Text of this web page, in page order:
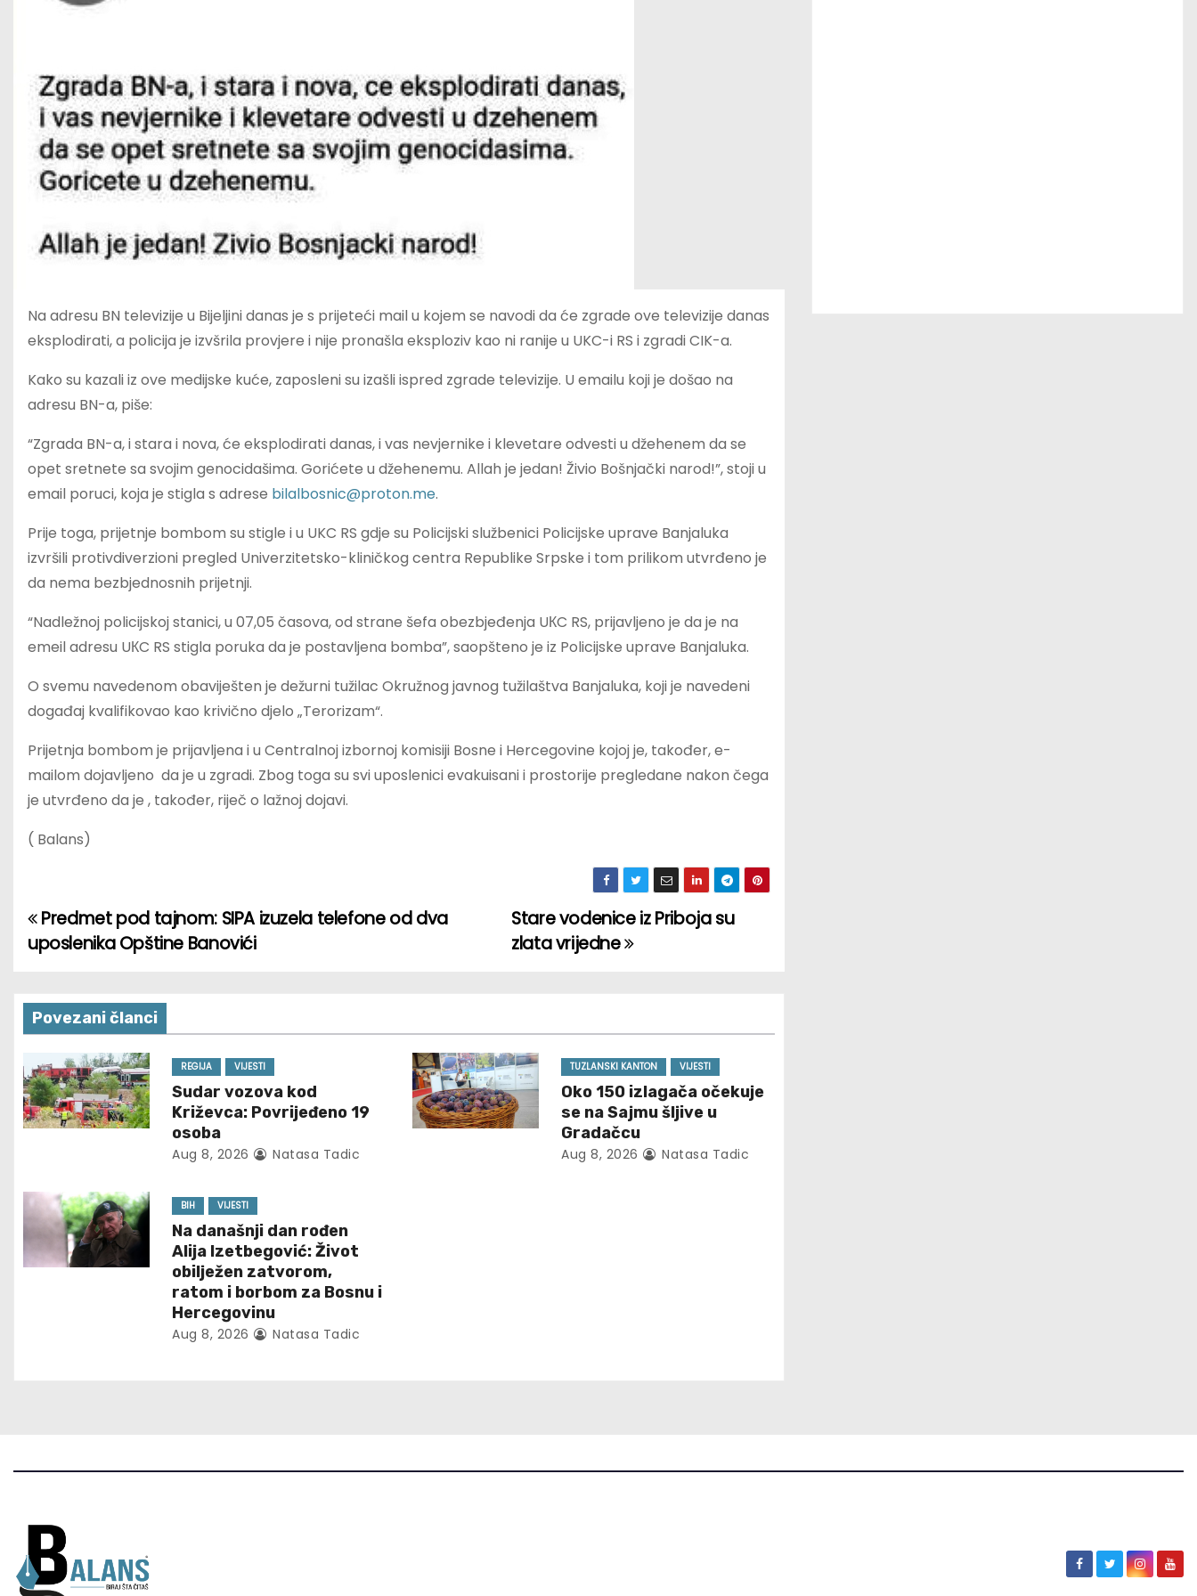
Na adresu BN televizije u Bijeljini danas je s prijeteći mail u kojem se navodi da će zgrade ove televizije danas
eksplodirati, a policija je izvšrila provjere i nije pronašla eksploziv kao ni ranije u UKC-i RS i zgradi CIK-a.
Kako su kazali iz ove medijske kuće, zaposleni su izašli ispred zgrade televizije. U emailu koji je došao na
adresu BN-a, piše:
“Zgrada BN-a, i stara i nova, će eksplodirati danas, i vas nevjernike i klevetare odvesti u džehenem da se
opet sretnete sa svojim genocidašima. Gorićete u džehenemu. Allah je jedan! Živio Bošnjački narod!”, stoji u
email poruci, koja je stigla s adrese bilalbosnic@proton.me.
Prije toga, prijetnje bombom su stigle i u UKC RS gdje su Policijski službenici Policijske uprave Banjaluka
izvršili protivdiverzioni pregled Univerzitetsko-kliničkog centra Republike Srpske i tom prilikom utvrđeno je
da nema bezbjednosnih prijetnji.
“Nadležnoj policijskoj stanici, u 07,05 časova, od strane šefa obezbjeđenja UКC RS, prijavljeno je da je na
emeil adresu UКC RS stigla poruka da je postavljena bomba”, saopšteno je iz Policijske uprave Banjaluka.
O svemu navedenom obaviješten je dežurni tužilac Okružnog javnog tužilaštva Banjaluka, koji je navedeni
događaj kvalifikovao kao krivično djelo „Terorizam“.
Prijetnja bombom je prijavljena i u Centralnoj izbornoj komisiji Bosne i Hercegovine kojoj je, također, e-
mailom dojavljeno da je u zgradi. Zbog toga su svi uposlenici evakuisani i prostorije pregledane nakon čega
je utvrđeno da je , također, riječ o lažnoj dojavi.
( Balans)
P
o
s
t
n
a
i
g
a
Stare vodenice iz Priboja su
zlata vrijedne
Predmet pod tajnom: SIPA izuzela telefone od dva
uposlenika Opštine Banovići
Povezani članci
REGIJA VIJESTI
Sudar vozova kod
Križevca: Povrijeđeno 19
osoba
Aug 8, 2026 Natasa Tadic
TUZLANSKI KANTON VIJESTI
Oko 150 izlagača očekuje
se na Sajmu šljive u
Gradačcu
Aug 8, 2026 Natasa Tadic
BIH VIJESTI
Na današnji dan rođen
Alija Izetbegović: Život
obilježen zatvorom,
ratom i borbom za Bosnu i
Hercegovinu
Aug 8, 2026 Natasa Tadic